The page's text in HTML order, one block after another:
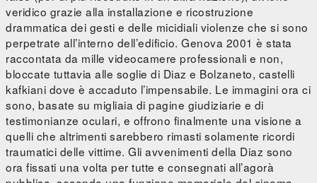
veridico grazie alla installazione e ricostruzione
drammatica dei gesti e delle micidiali violenze che si sono
perpetrate all’interno dell’edificio. Genova 2001 è stata
raccontata da mille videocamere professionali e non,
bloccate tuttavia alle soglie di Diaz e Bolzaneto, castelli
kafkiani dove è accaduto l’impensabile. Le immagini ora ci
sono, basate su migliaia di pagine giudiziarie e di
testimonianze oculari, e offrono finalmente una visione a
quelli che altrimenti sarebbero rimasti solamente ricordi
traumatici delle vittime. Gli avvenimenti della Diaz sono
ora fissati una volta per tutte e consegnati all’agorà